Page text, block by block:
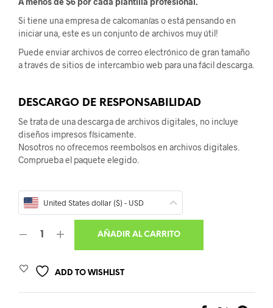
Si tiene una empresa de calcomanías o está pensando en
iniciar una, este es un conjunto de archivos muy útil!
Puede enviar archivos de correo electrónico de gran tamaño
a través de sitios de intercambio web para una fácil descarga.
DESCARGO DE RESPONSABILIDAD
Se trata de una descarga de archivos digitales, no incluye
diseños impresos físicamente.
Nosotros no ofrecemos reembolsos en archivos digitales.
Comprueba el paquete elegido.
United States dollar ($) - USD
AÑADIR AL CARRITO
ADD TO WISHLIST